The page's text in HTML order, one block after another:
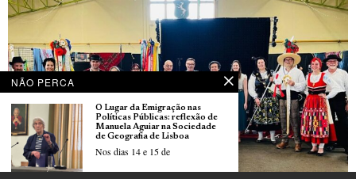
NÃO PERCA
O Lugar da Emigração nas
Políticas Públicas: reflexão de
Manuela Aguiar na Sociedade
de Geografia de Lisboa
Nos dias 14 e 15 de